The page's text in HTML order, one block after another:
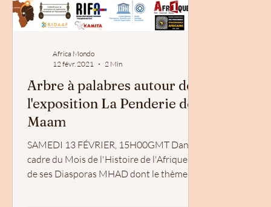
Africa Mondo
12 févr. 2021
2 Min
Arbre à palabres autour de
l'exposition La Penderie de
Maam
SAMEDI 13 FÉVRIER, 15H00GMT Dans le
cadre du Mois de l'Histoire de l'Afrique et
de ses Diasporas MHAD dont le thème est